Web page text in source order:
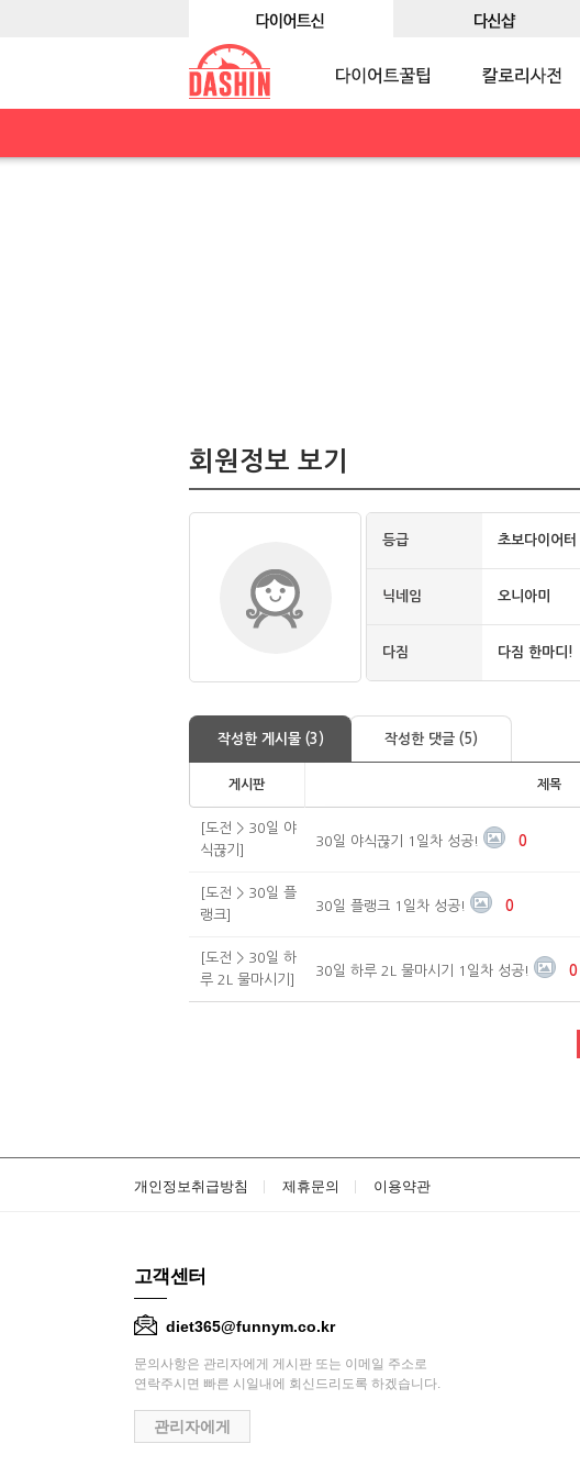
회원정보 보기
등급 초보다이어터
닉네임 오니아미
다짐 다짐 한마디!
작성한 게시물 (3) 작성한 댓글 (5)
게시판 제목
[도전 > 30일 야
식끊기]
30일 야식끊기 1일차 성공! 0
[도전 > 30일 플
랭크]
30일 플랭크 1일차 성공! 0
[도전 > 30일 하
루 2L 물마시기]
30일 하루 2L 물마시기 1일차 성공! 0
개인정보취급방침 제휴문의 이용약관
고객센터
diet365@funnym.co.kr
문의사항은 관리자에게 게시판 또는 이메일 주소로
연락주시면 빠른 시일내에 회신드리도록 하겠습니다.
관리자에게